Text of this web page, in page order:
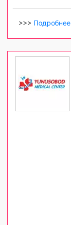
>>> Подробнее